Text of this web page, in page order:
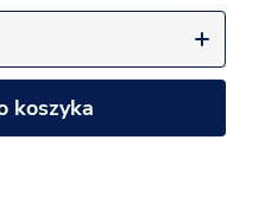
koszyka